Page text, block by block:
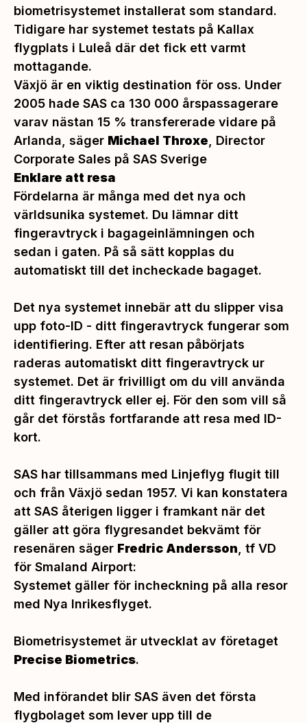
biometrisystemet installerat som standard.
Tidigare har systemet testats på Kallax
flygplats i Luleå där det fick ett varmt
mottagande.
Växjö är en viktig destination för oss. Under
2005 hade SAS ca 130 000 årspassagerare
varav nästan 15 % transfererade vidare på
Arlanda, säger Michael Throxe , Director
Corporate Sales på SAS Sverige
Enklare att resa
Fördelarna är många med det nya och
världsunika systemet. Du lämnar ditt
fingeravtryck i bagageinlämningen och
sedan i gaten. På så sätt kopplas du
automatiskt till det incheckade bagaget.
Det nya systemet innebär att du slipper visa
upp foto-ID - ditt fingeravtryck fungerar som
identifiering. Efter att resan påbörjats
raderas automatiskt ditt fingeravtryck ur
systemet. Det är frivilligt om du vill använda
ditt fingeravtryck eller ej. För den som vill så
går det förstås fortfarande att resa med ID-
kort.
SAS har tillsammans med Linjeflyg flugit till
och från Växjö sedan 1957. Vi kan konstatera
att SAS återigen ligger i framkant när det
gäller att göra flygresandet bekvämt för
resenären säger Fredric Andersson , tf VD
för Smaland Airport:
Systemet gäller för incheckning på alla resor
med Nya Inrikesflyget.
Biometrisystemet är utvecklat av företaget
Precise Biometrics.
Med införandet blir SAS även det första
flygbolaget som lever upp till de